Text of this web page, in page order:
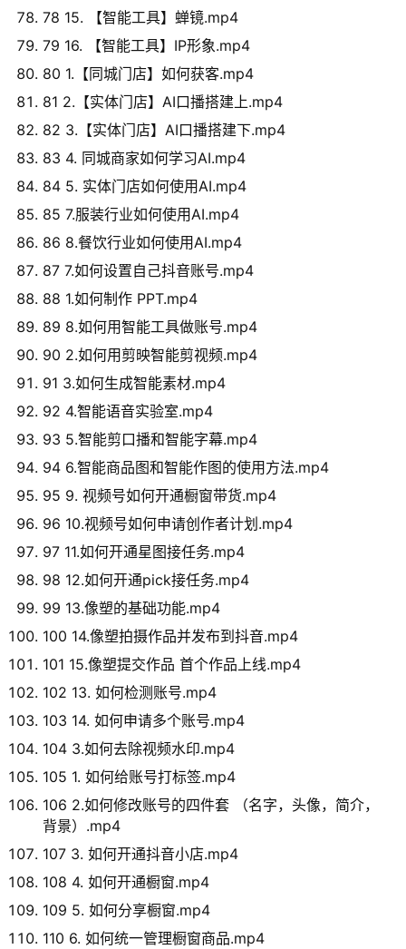
78 15. 【智能工具】蝉镜.mp4
79 16. 【智能工具】IP形象.mp4
80 1.【同城门店】如何获客.mp4
81 2.【实体门店】AI口播搭建上.mp4
82 3.【实体门店】AI口播搭建下.mp4
83 4. 同城商家如何学习AI.mp4
84 5. 实体门店如何使用AI.mp4
85 7.服装行业如何使用AI.mp4
86 8.餐饮行业如何使用AI.mp4
87 7.如何设置自己抖音账号.mp4
88 1.如何制作 PPT.mp4
89 8.如何用智能工具做账号.mp4
90 2.如何用剪映智能剪视频.mp4
91 3.如何生成智能素材.mp4
92 4.智能语音实验室.mp4
93 5.智能剪口播和智能字幕.mp4
94 6.智能商品图和智能作图的使用方法.mp4
95 9. 视频号如何开通橱窗带货.mp4
96 10.视频号如何申请创作者计划.mp4
97 11.如何开通星图接任务.mp4
98 12.如何开通pick接任务.mp4
99 13.像塑的基础功能.mp4
100 14.像塑拍摄作品并发布到抖音.mp4
101 15.像塑提交作品 首个作品上线.mp4
102 13. 如何检测账号.mp4
103 14. 如何申请多个账号.mp4
104 3.如何去除视频水印.mp4
105 1. 如何给账号打标签.mp4
106 2.如何修改账号的四件套 （名字，头像，简介，
背景）.mp4
107 3. 如何开通抖音小店.mp4
108 4. 如何开通橱窗.mp4
109 5. 如何分享橱窗.mp4
110 6. 如何统一管理橱窗商品.mp4